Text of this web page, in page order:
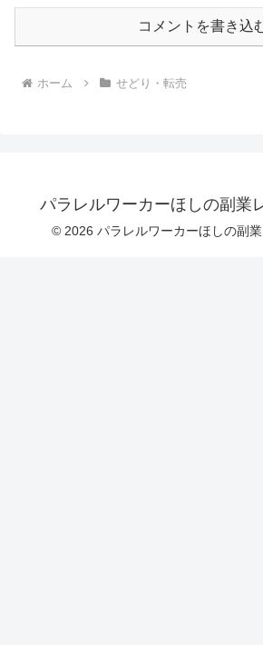
コメントを書き込
ホーム せどり・転売
パラレルワーカーほしの副業
© 2026 パラレルワーカーほしの副